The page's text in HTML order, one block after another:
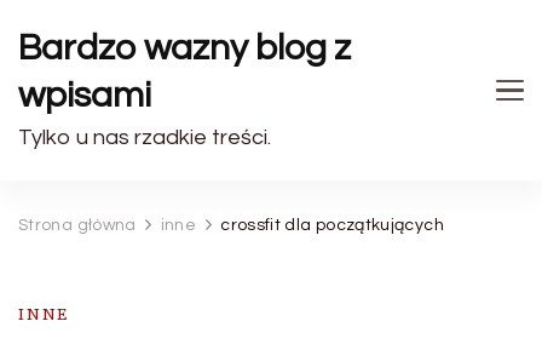
Bardzo wazny blog z
wpisami
Tylko u nas rzadkie treści.
Strona główna inne crossfit dla początkujących
INNE